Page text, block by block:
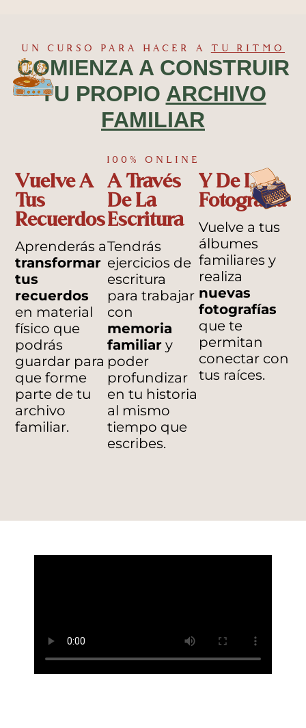
UN CURSO PARA HACER A TU RITMO
COMIENZA A CONSTRUIR
TU PROPIO ARCHIVO
FAMILIAR
100% ONLINE
Vuelve A
Tus
Recuerdos
Aprenderás a
transformar
tus
recuerdos
en material
físico que
podrás
guardar para
que forme
parte de tu
archivo
familiar.
A Través
De La
Escritura
Tendrás
ejercicios de
escritura
para trabajar
con
memoria
familiary
poder
profundizar
en tu historia
al mismo
tiempo que
escribes.
Y De La
Fotografía
Vuelve a tus
álbumes
familiares y
realiza
nuevas
fotografías
que te
permitan
conectar con
tus raíces.